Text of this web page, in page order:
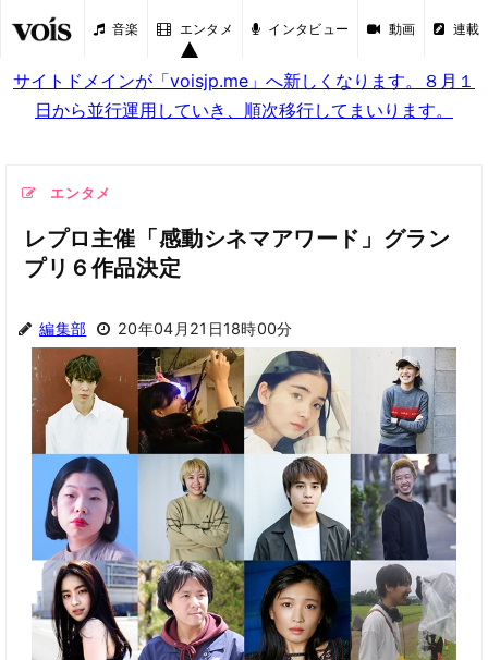
音楽 エンタメ インタビュー 動画 連載
サイトドメインが「voisjp.me」へ新しくなります。８月１
日から並行運用していき、順次移行してまいります。
エンタメ
レプロ主催「感動シネマアワード」グラン
プリ６作品決定
編集部 20年04月21日18時00分